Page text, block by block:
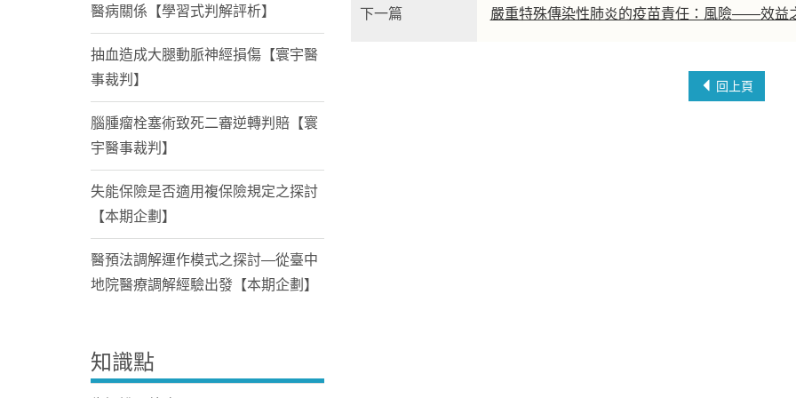
下一篇 嚴重特殊傳染性肺炎的疫苗責任：風險——效益
回上頁
醫病關係【學習式判解評析】
抽血造成大腿動脈神經損傷【寰宇醫
事裁判】
腦腫瘤栓塞術致死二審逆轉判賠【寰
宇醫事裁判】
失能保險是否適用複保險規定之探討
【本期企劃】
醫預法調解運作模式之探討—從臺中
地院醫療調解經驗出發【本期企劃】
知識點